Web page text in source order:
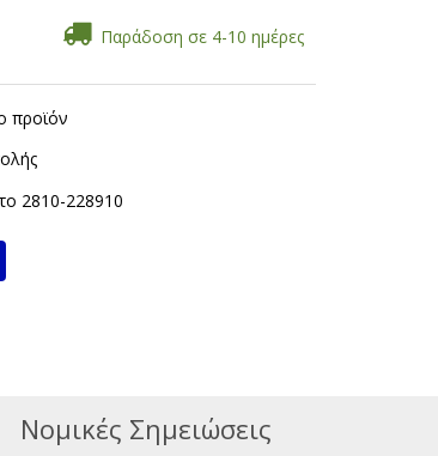
Παράδοση σε 4-10 ημέρες
προϊόν
2810-228910
Νομικές Σημειώσεις